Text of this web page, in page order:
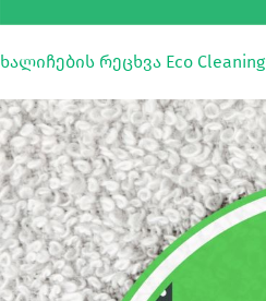
ხალიჩების რეცხვა Eco Cleaning